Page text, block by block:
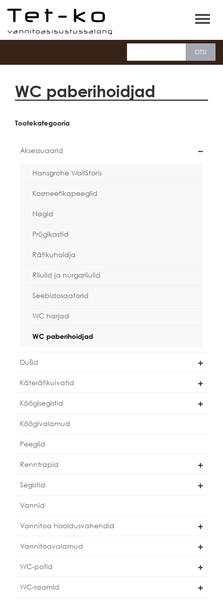
Tet-ko
WC paberihoidjad
Tootekategooria
Aksessuaarid
Hansgrohe WallStoris
Kosmeetikapeeglid
Nagid
Prügikastid
Rätikuhoidja
Riiulid ja nurgariiulid
Seebidosaatorid
WC harjad
WC paberihoidjad
Dušid
Käterätikuivatid
Köögisegistid
Köögivalamud
Peeglid
Renntrapid
Segistid
Vannid
Vannitoa hooldusvahendid
Vannitoavalamud
WC-potid
WC-raamid